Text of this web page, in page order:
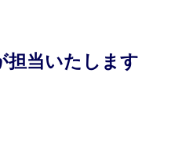
担当いたします